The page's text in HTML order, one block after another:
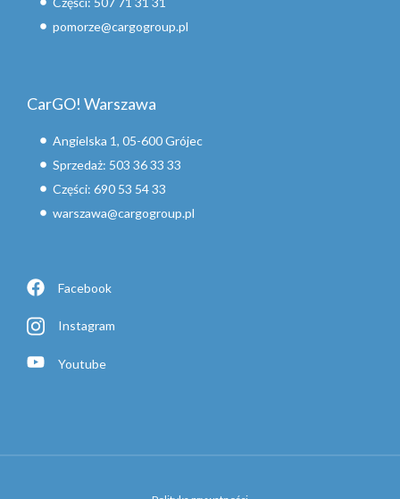
pomorze@cargogroup.pl
CarGO! Warszawa
Angielska 1, 05-600 Grójec
Sprzedaż: 503 36 33 33
Części: 690 53 54 33
warszawa@cargogroup.pl
Facebook
Instagram
Youtube